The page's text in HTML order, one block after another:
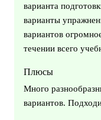
варианта
варианты
вариантов
течении всего
Плюсы
Много
вариантов.